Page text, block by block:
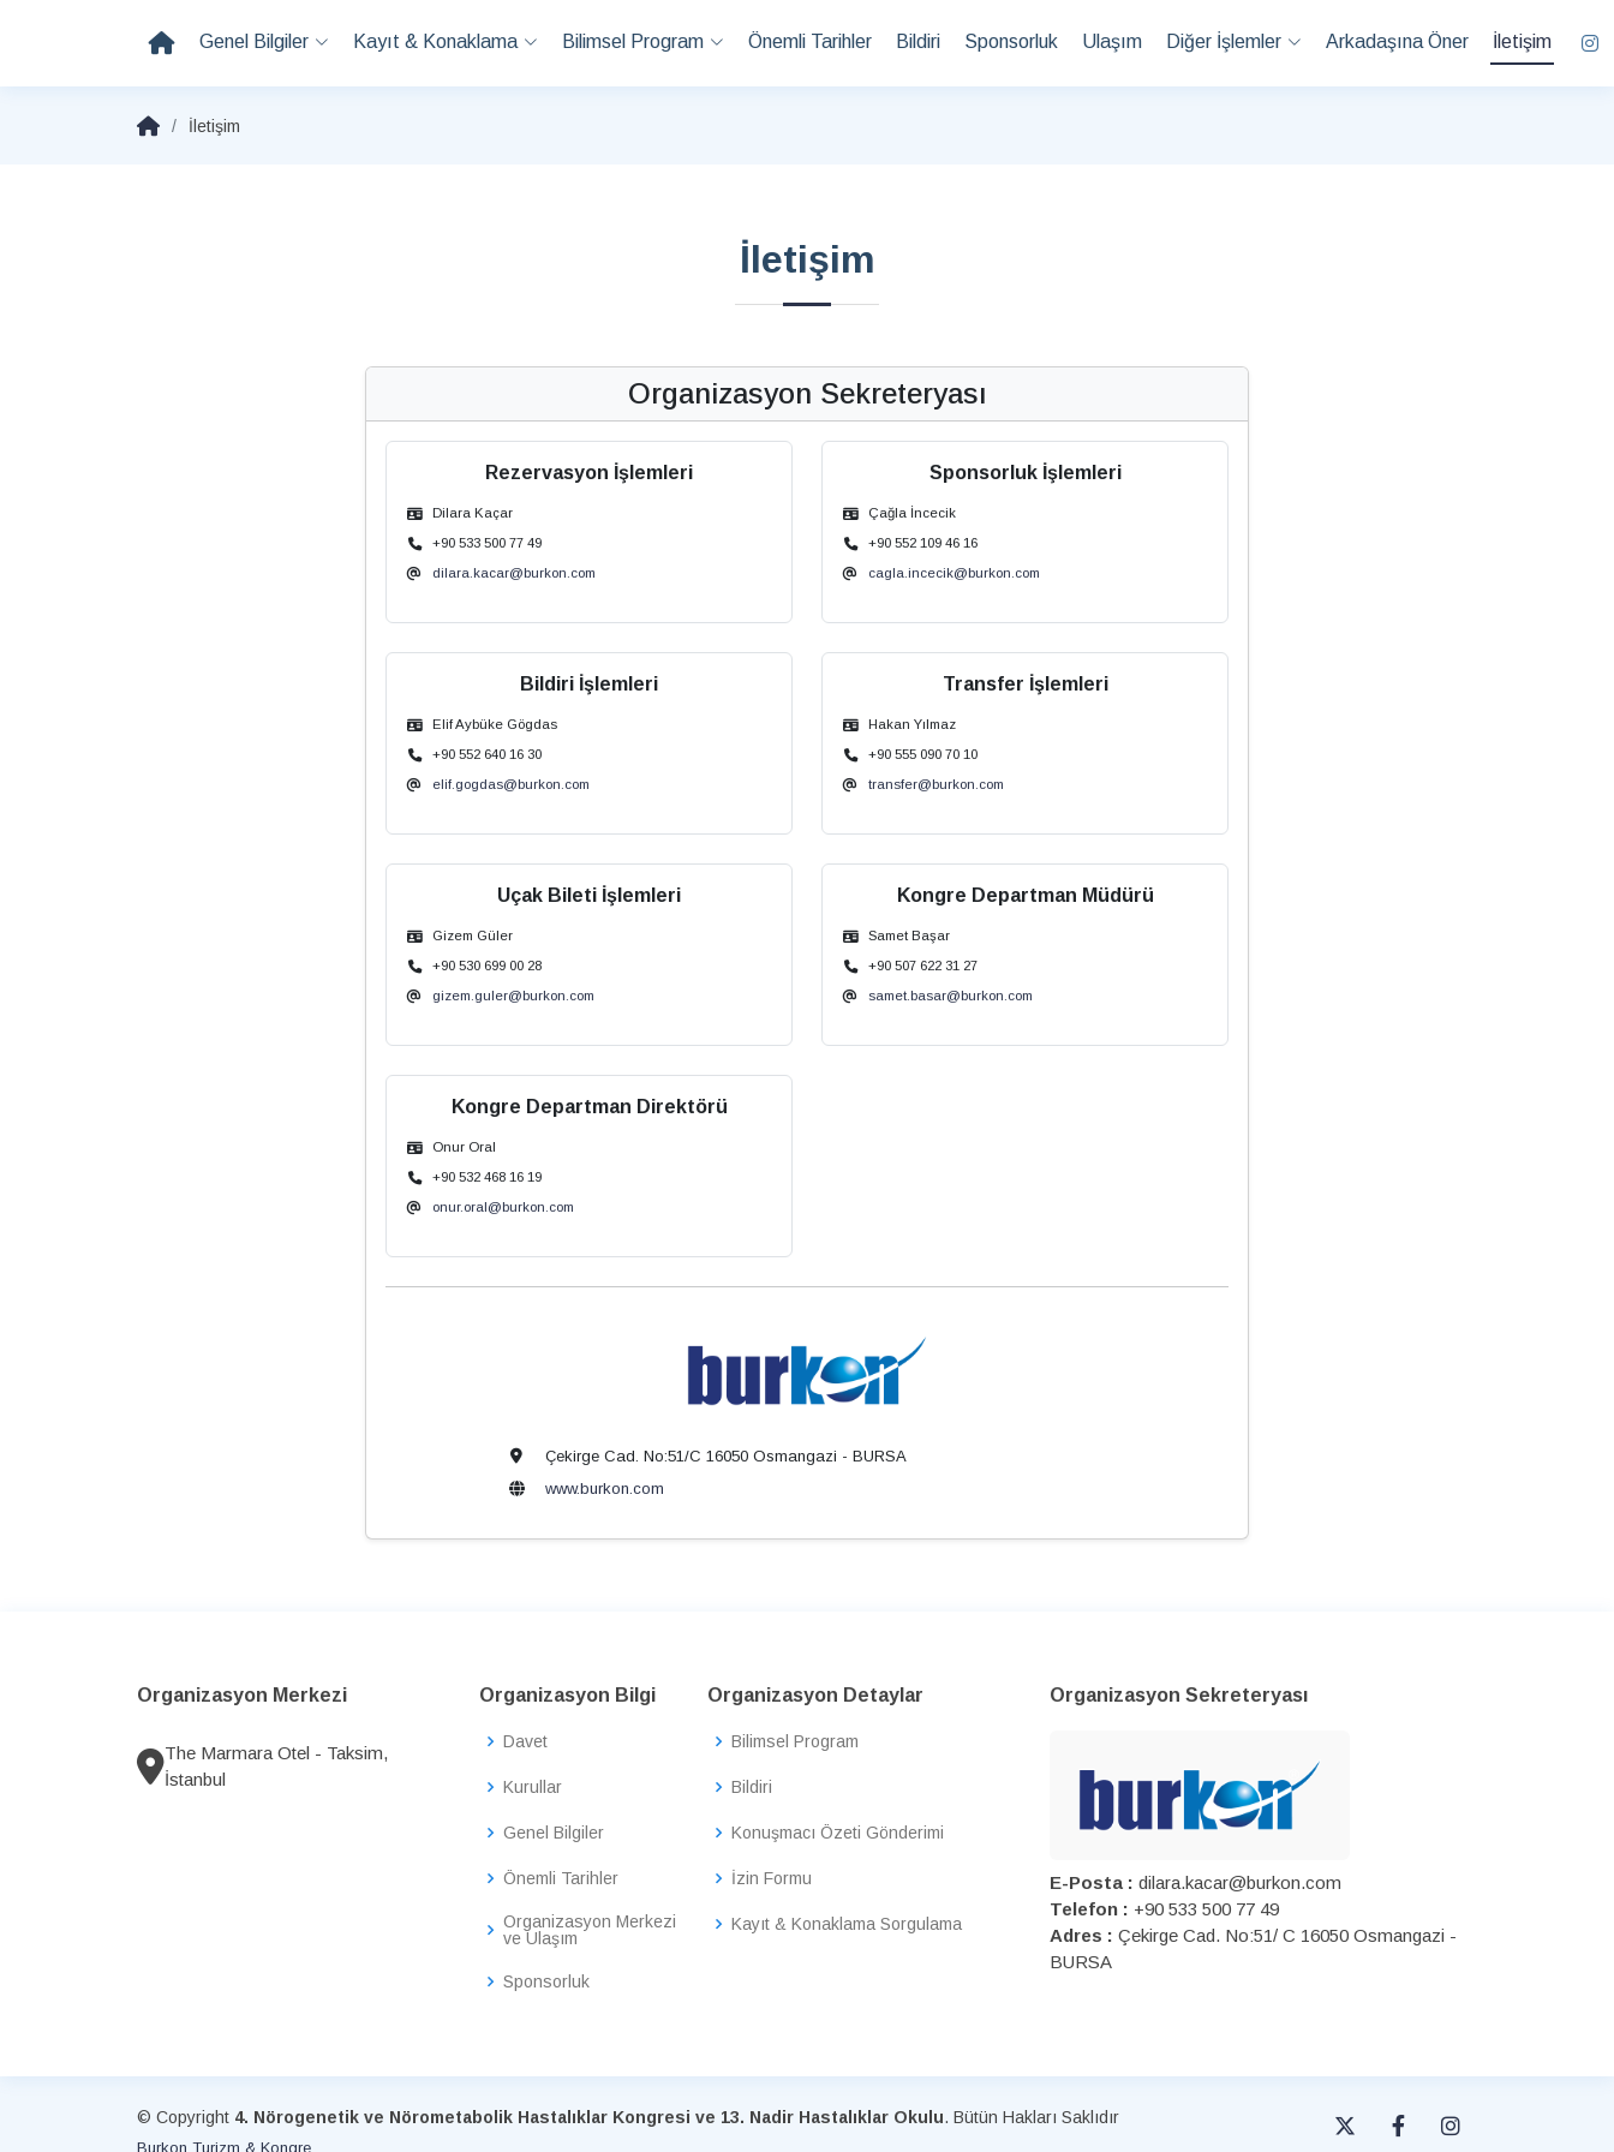
Genel Bilgiler Kayıt & Konaklama Bilimsel Program Önemli Tarihler Bildiri Sponsorluk Ulaşım Diğer İşlemler Arkadaşına Öner İletişim
İletişim
İletişim
Organizasyon Sekreteryası
Rezervasyon İşlemleri
Dilara Kaçar
+90 533 500 77 49
dilara.kacar@burkon.com
Sponsorluk İşlemleri
Çağla İncecik
+90 552 109 46 16
cagla.incecik@burkon.com
Bildiri İşlemleri
Elif Aybüke Gögdas
+90 552 640 16 30
elif.gogdas@burkon.com
Transfer İşlemleri
Hakan Yılmaz
+90 555 090 70 10
transfer@burkon.com
Uçak Bileti İşlemleri
Gizem Güler
+90 530 699 00 28
gizem.guler@burkon.com
Kongre Departman Müdürü
Samet Başar
+90 507 622 31 27
samet.basar@burkon.com
Kongre Departman Direktörü
Onur Oral
+90 532 468 16 19
onur.oral@burkon.com
Çekirge Cad. No:51/C 16050 Osmangazi - BURSA
www.burkon.com
Organizasyon Merkezi
The Marmara Otel - Taksim,
İstanbul
Organizasyon Bilgi
Davet
Kurullar
Genel Bilgiler
Önemli Tarihler
Organizasyon Merkezi
ve Ulaşım
Sponsorluk
Organizasyon Detaylar
Bilimsel Program
Bildiri
Konuşmacı Özeti Gönderimi
İzin Formu
Kayıt & Konaklama Sorgulama
Organizasyon Sekreteryası
E-Posta : dilara.kacar@burkon.com
Telefon : +90 533 500 77 49
Adres : Çekirge Cad. No:51/ C 16050 Osmangazi -
BURSA
© Copyright 4. Nörogenetik ve Nörometabolik Hastalıklar Kongresi ve 13. Nadir Hastalıklar Okulu. Bütün Hakları Saklıdır
Burkon Turizm & Kongre